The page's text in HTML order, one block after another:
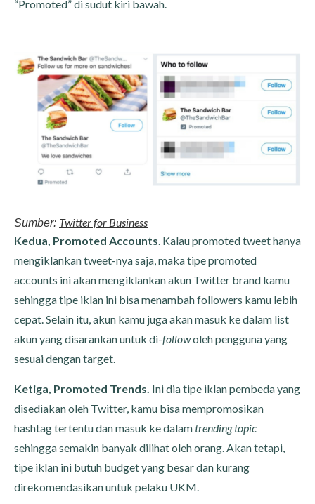
“Promoted” di sudut kiri bawah.
Sumber: Twitter for Business
Kedua, Promoted Accounts. Kalau promoted tweet hanya
mengiklankan tweet-nya saja, maka tipe promoted
accounts ini akan mengiklankan akun Twitter brand kamu
sehingga tipe iklan ini bisa menambah followers kamu lebih
cepat. Selain itu, akun kamu juga akan masuk ke dalam list
akun yang disarankan untuk di-followoleh pengguna yang
sesuai dengan target.
Ketiga, Promoted Trends. Ini dia tipe iklan pembeda yang
disediakan oleh Twitter, kamu bisa mempromosikan
hashtag tertentu dan masuk ke dalamtrending topic
sehingga semakin banyak dilihat oleh orang. Akan tetapi,
tipe iklan ini butuh budget yang besar dan kurang
direkomendasikan untuk pelaku UKM.